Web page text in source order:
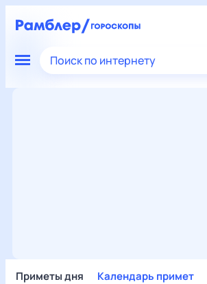
Поиск по интернету
Приметы дня Календарь примет